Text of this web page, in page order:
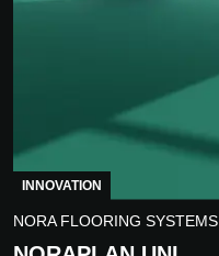
INNOVATION
NORA FLOORING SYSTEMS